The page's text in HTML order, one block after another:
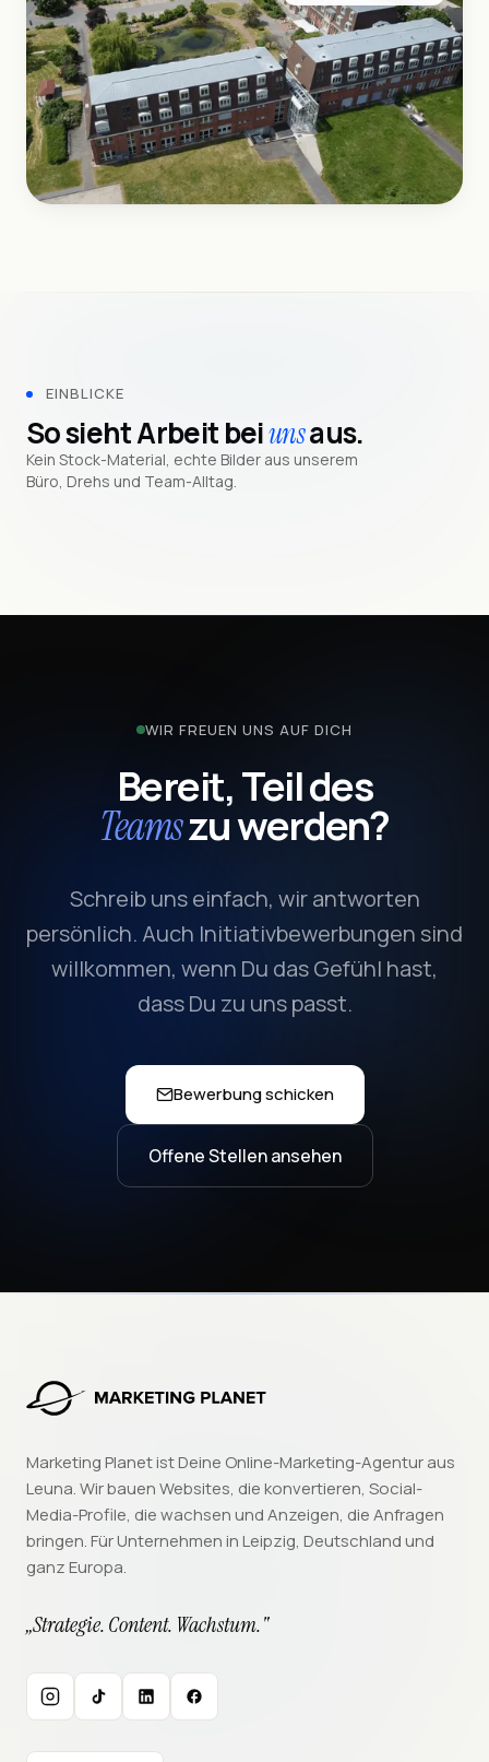
EINBLICKE
So sieht Arbeit beiunsaus.
Kein Stock-Material, echte Bilder aus unserem
Büro, Drehs und Team-Alltag.
WIR FREUEN UNS AUF DICH
Bereit, Teil des
Teamszu werden?
Schreib uns einfach, wir antworten
persönlich. Auch Initiativbewerbungen sind
willkommen, wenn Du das Gefühl hast,
dass Du zu uns passt.
Bewerbung schicken
Offene Stellen ansehen
Marketing Planet ist Deine Online-Marketing-Agentur aus
Leuna. Wir bauen Websites, die konvertieren, Social-
Media-Profile, die wachsen und Anzeigen, die Anfragen
bringen. Für Unternehmen in Leipzig, Deutschland und
ganz Europa.
„Strategie. Content. Wachstum."
InstagramTikTokLinkedInFacebook